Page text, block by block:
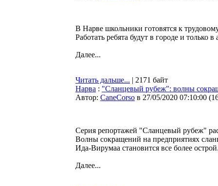
В Нарве школьники готовятся к
Работать ребята будут в городе и только в
Далее...
Читать дальше... | 2171 байт
Нарва : "Сланцевый рубеж": волны
Автор: CaneCorso в 27/05/2020 07:10:00 (
Серия репортажей "Сланцевый рубеж"
Волны сокращений на предприятиях
Ида-Вирумаа становится все более
Далее...